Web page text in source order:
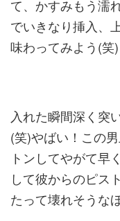
て、かすみもう濡
でいきなり挿入、
味わってみよう(笑)
入れた瞬間深く突
(笑)やばい！この
トンしてやがて早
して彼からのピス
たって壊れそうな